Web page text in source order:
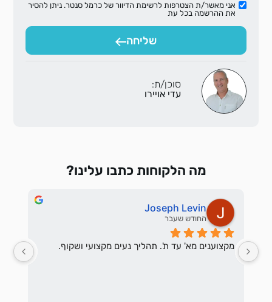
אני מאשר/ת הצטרפות לרשימת הדיוור של כרמל סנטר. ניתן להסיר
את ההרשמה בכל עת
שליחה
סוכן/ת:
עדי אויירו
מה הלקוחות כתבו עלינו?
Joseph Levin
החודש שעבר
מקצוענים מא' עד ת'. תהליך נעים מקצועי ושקוף.